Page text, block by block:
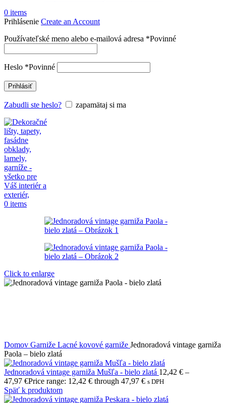
0 items
Prihlásenie Create an Account
Používateľské meno alebo e-mailová adresa *Povinné
Heslo *Povinné
Prihlásiť
Zabudli ste heslo? zapamätaj si ma
0 items
Click to enlarge
Domov Garniže Lacné kovové garniže Jednoradová vintage garniža
Paola – bielo zlatá
Jednoradová vintage garniža Mušľa - bielo zlatá 12,42 € –
47,97 €Price range: 12,42 € through 47,97 € s DPH
Späť k produktom